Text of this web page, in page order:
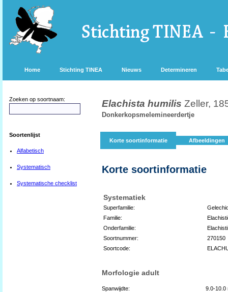
Home Stichting TINEA Nieuws Determineren
Zoeken op soortnaam:
Soortenlijst
Alfabetisch
Systematisch
Systematische checklist
Elachista humilis Zeller,
Donkerkopsmelemineerdertje
Korte soortinformatie Afbeeldingen
Korte soortinformatie
Systematiek
Superfamilie:
Familie:
Onderfamilie:
Soortnummer:
270150
Soortcode:
Morfologie adult
Spanwijdte:
9.0-10.0